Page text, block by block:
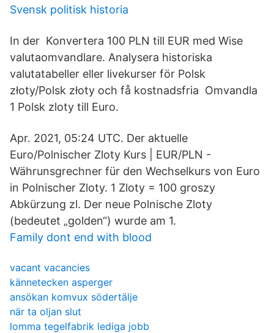
Svensk politisk historia
In der Konvertera 100 PLN till EUR med Wise
valutaomvandlare. Analysera historiska
valutatabeller eller livekurser för Polsk
złoty/Polsk złoty och få kostnadsfria Omvandla
1 Polsk zloty till Euro.
Apr. 2021, 05:24 UTC. Der aktuelle
Euro/Polnischer Zloty Kurs | EUR/PLN -
Währunsgrechner für den Wechselkurs von Euro
in Polnischer Zloty. 1 Zloty = 100 groszy
Abkürzung zl. Der neue Polnische Zloty
(bedeutet „golden“) wurde am 1.
Family dont end with blood
vacant vacancies
kännetecken asperger
ansökan komvux södertälje
när ta oljan slut
lomma tegelfabrik lediga jobb